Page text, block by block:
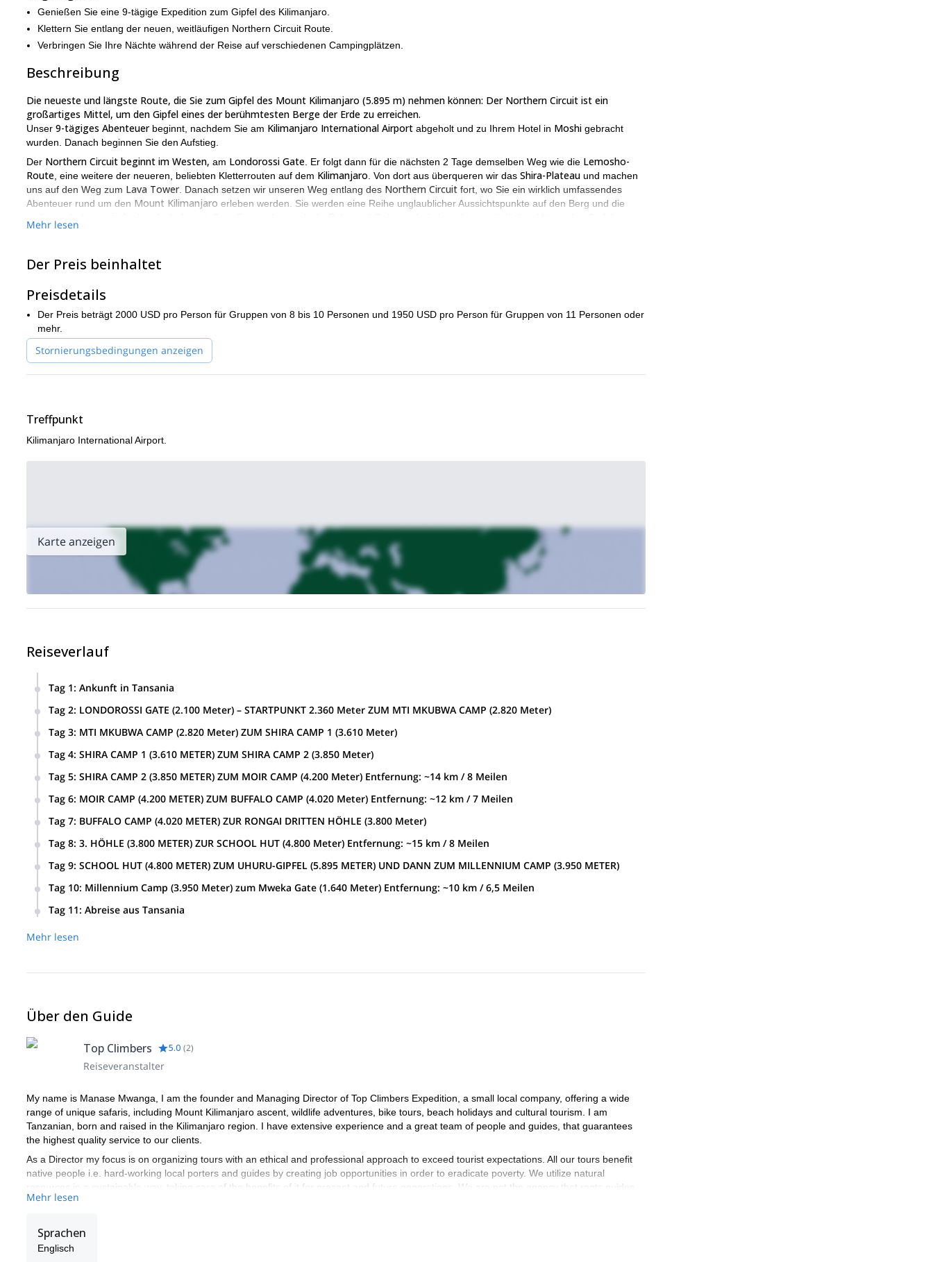
Genießen Sie eine 9-tägige Expedition zum Gipfel des Kilimanjaro.
Klettern Sie entlang der neuen, weitläufigen Northern Circuit Route.
Verbringen Sie Ihre Nächte während der Reise auf verschiedenen Campingplätzen.
Beschreibung
Die neueste und längste Route, die Sie zum Gipfel des Mount Kilimanjaro (5.895 m) nehmen können: Der Northern Circuit ist ein
großartiges Mittel, um den Gipfel eines der berühmtesten Berge der Erde zu erreichen.
Unser 9-tägiges Abenteuerbeginnt, nachdem Sie am Kilimanjaro International Airport abgeholt und zu Ihrem Hotel in Moshi gebracht
wurden. Danach beginnen Sie den Aufstieg.
Der Northern Circuit beginnt im Westen, am Londorossi Gate . Er folgt dann für die nächsten 2 Tage demselben Weg wie die Lemosho-
Route , eine weitere der neueren, beliebten Kletterrouten auf dem Kilimanjaro . Von dort aus überqueren wir das Shira-Plateau und machen
uns auf den Weg zum Lava Tower. Danach setzen wir unseren Weg entlang des Northern Circuit fort, wo Sie ein wirklich umfassendes
Abenteuer rund um den Mount Kilimanjaro erleben werden. Sie werden eine Reihe unglaublicher Aussichtspunkte auf den Berg und die
genießen, die sich auf der östlichen Seite des Gipfels befinden.
Vorerfahrungen im Klettern auf ähnlichem Gelände werden ebenfalls empfohlen.
Laufe Ihres Lebens immer wieder erinnern werden. Um an dieser magischen Reise teilzunehmen, müssen Sie nur eine Anfrage senden.
Wenn die Zeit ein Problem ist, bieten wir auch eine5-tägige Reise zum Gipfel des Kilimanjaro entlang der Marangu-Route an.
Mehr lesen
Der Preis beinhaltet
Preisdetails
Der Preis beträgt 2000 USD pro Person für Gruppen von 8 bis 10 Personen und 1950 USD pro Person für Gruppen von 11 Personen oder
mehr.
Stornierungsbedingungen anzeigen
Treffpunkt
Kilimanjaro International Airport.
Karte anzeigen
Reiseverlauf
Tag 1: Ankunft in Tansania
Tag 2: LONDOROSSI GATE (2.100 Meter) – STARTPUNKT 2.360 Meter ZUM MTI MKUBWA CAMP (2.820 Meter)
Tag 3: MTI MKUBWA CAMP (2.820 Meter) ZUM SHIRA CAMP 1 (3.610 Meter)
Tag 4: SHIRA CAMP 1 (3.610 METER) ZUM SHIRA CAMP 2 (3.850 Meter)
Tag 5: SHIRA CAMP 2 (3.850 METER) ZUM MOIR CAMP (4.200 Meter) Entfernung: ~14 km / 8 Meilen
Tag 6: MOIR CAMP (4.200 METER) ZUM BUFFALO CAMP (4.020 Meter) Entfernung: ~12 km / 7 Meilen
Tag 7: BUFFALO CAMP (4.020 METER) ZUR RONGAI DRITTEN HÖHLE (3.800 Meter)
Tag 8: 3. HÖHLE (3.800 METER) ZUR SCHOOL HUT (4.800 Meter) Entfernung: ~15 km / 8 Meilen
Tag 9: SCHOOL HUT (4.800 METER) ZUM UHURU-GIPFEL (5.895 METER) UND DANN ZUM MILLENNIUM CAMP (3.950 METER)
Tag 10: Millennium Camp (3.950 Meter) zum Mweka Gate (1.640 Meter) Entfernung: ~10 km / 6,5 Meilen
Tag 11: Abreise aus Tansania
Mehr lesen
Über den Guide
Top Climbers 5.0 (2)
Reiseveranstalter
My name is Manase Mwanga, I am the founder and Managing Director of Top Climbers Expedition, a small local company, offering a wide
range of unique safaris, including Mount Kilimanjaro ascent, wildlife adventures, bike tours, beach holidays and cultural tourism. I am
Tanzanian, born and raised in the Kilimanjaro region. I have extensive experience and a great team of people and guides, that guarantees
the highest quality service to our clients.
As a Director my focus is on organizing tours with an ethical and professional approach to exceed tourist expectations. All our tours benefit
native people i.e. hard-working local porters and guides by creating job opportunities in order to eradicate poverty. We utilize natural
resources in a sustainable way, taking care of the benefits of it for present and future generations. We are not the agency that rents guides.
WE are the guides and we always take care of your satisfaction.
Mehr lesen
Sprachen
Englisch